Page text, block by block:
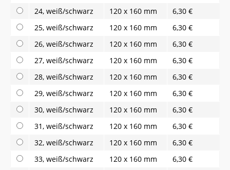
24, weiß/schwarz
120 x 160 mm
6,30 €
25, weiß/schwarz
120 x 160 mm
6,30 €
26, weiß/schwarz
120 x 160 mm
6,30 €
27, weiß/schwarz
120 x 160 mm
6,30 €
28, weiß/schwarz
120 x 160 mm
6,30 €
29, weiß/schwarz
120 x 160 mm
6,30 €
30, weiß/schwarz
120 x 160 mm
6,30 €
31, weiß/schwarz
120 x 160 mm
6,30 €
32, weiß/schwarz
120 x 160 mm
6,30 €
33, weiß/schwarz
120 x 160 mm
6,30 €